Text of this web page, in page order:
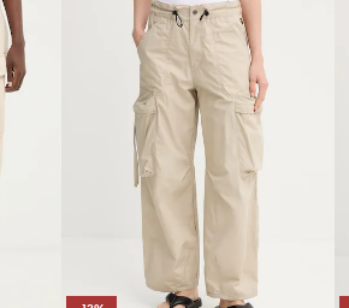
ID produktu